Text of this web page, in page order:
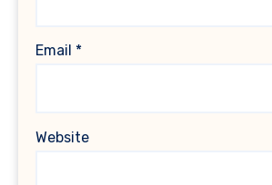
Email *
Website